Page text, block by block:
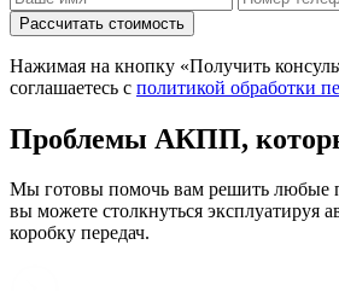
Рассчитать стоимость
Нажимая на кнопку «Получить
соглашаетесь с политикой обработки
Проблемы АКПП,
Мы готовы помочь вам решить любые
вы можете столкнуться эксплуатируя
коробку передач.